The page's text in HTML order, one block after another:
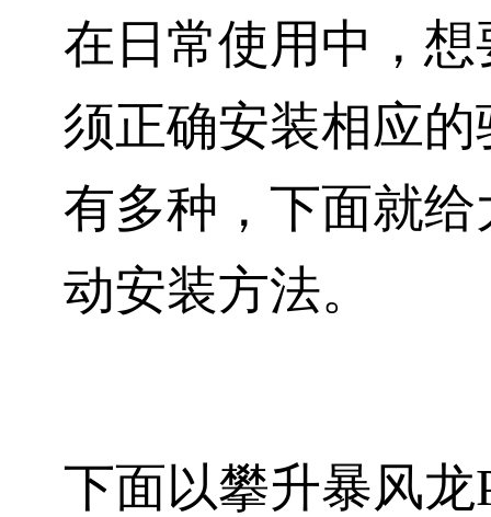
在日常使用中，
须正确安装相应
有多种，下面就
动安装方法。
下面以攀升暴风龙